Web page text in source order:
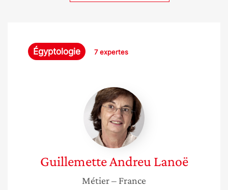
Égyptologie 7 expertes
Guillemette
Andreu
Lanoë
GuillemetteAndreu Lanoë
Métier– France